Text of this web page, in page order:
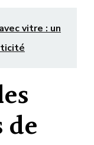
vitre : un